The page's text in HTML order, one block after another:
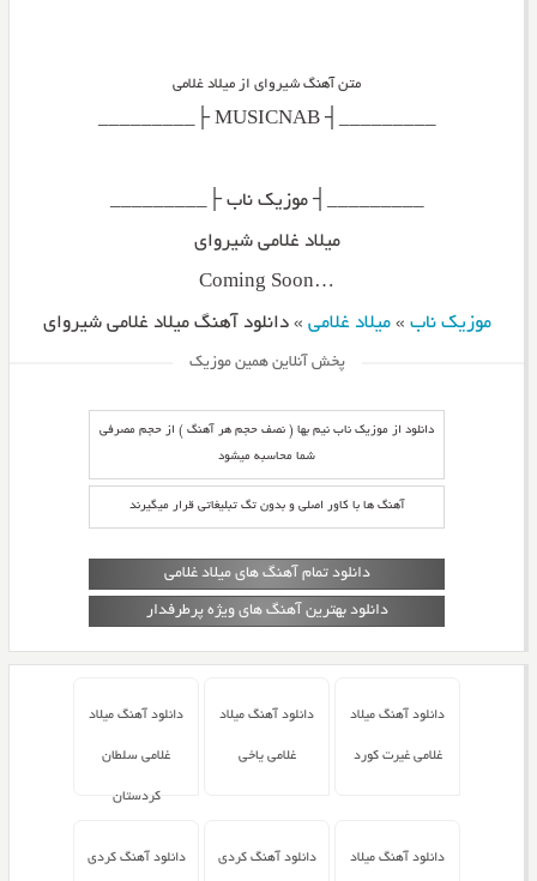
متن آهنگ شیروای از میلاد غلامی
_________┤ MUSICNAB ├_________
_________┤ موزیک ناب ├_________
میلاد غلامی شیروای
…Coming Soon
موزیک ناب »میلاد غلامی »دانلود آهنگ میلاد غلامی شیروای
پخش آنلاین همین موزیک
دانلود از موزیک ناب نیم بها ( نصف حجم هر آهنگ ) از حجم مصرفی
شما محاسبه میشود
آهنگ ها با کاور اصلی و بدون تگ تبلیغاتی قرار میگیرند
دانلود تمام آهنگ های میلاد غلامی
دانلود بهترین آهنگ های ویژه پرطرفدار
دانلود آهنگ میلاد
غلامی غیرت کورد
دانلود آهنگ میلاد
غلامی یاخی
دانلود آهنگ میلاد
غلامی سلطان
کردستان
دانلود آهنگ میلاد دانلود آهنگ کردی دانلود آهنگ کردی